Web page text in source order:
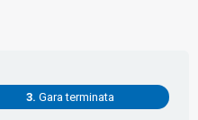
Gara terminata